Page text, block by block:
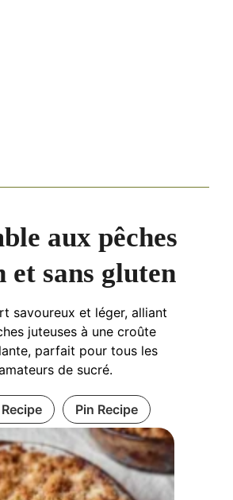
aux pêches
et sans gluten
savoureux et léger, alliant
juteuses à une croûte
parfait pour tous les
de sucré.
Pin Recipe